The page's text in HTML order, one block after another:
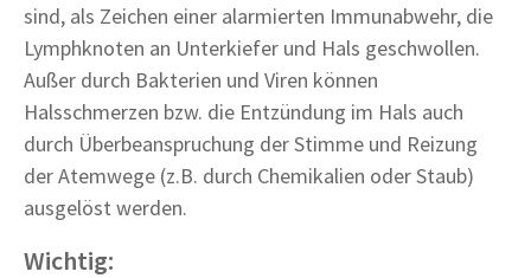
sind, als Zeichen einer alarmierten Immunabwehr, die
Lymphknoten an Unterkiefer und Hals geschwollen.
Außer durch Bakterien und Viren können
Halsschmerzen bzw. die Entzündung im Hals auch
durch Überbeanspruchung der Stimme und Reizung
der Atemwege (z.B. durch Chemikalien oder Staub)
ausgelöst werden.
Wichtig: